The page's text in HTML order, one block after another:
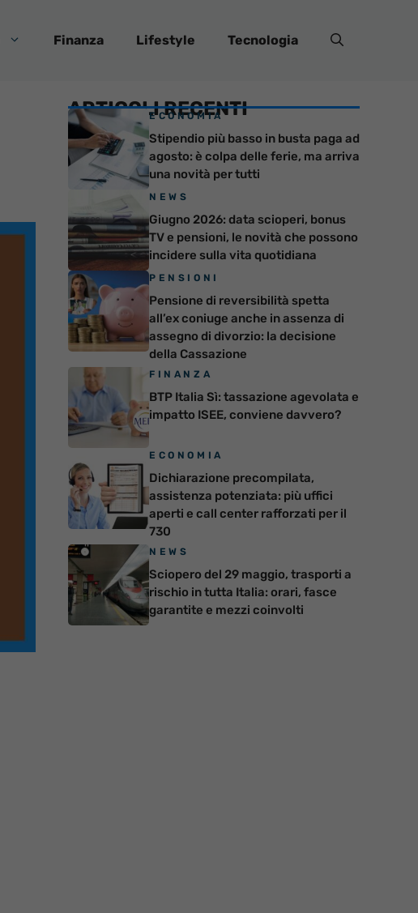
Finanza Lifestyle Tecnologia
ARTICOLI RECENTI
ECONOMIA
Stipendio più basso in busta paga ad
agosto: è colpa delle ferie, ma arriva
una novità per tutti
NEWS
Giugno 2026: data scioperi, bonus
TV e pensioni, le novità che possono
incidere sulla vita quotidiana
PENSIONI
Pensione di reversibilità spetta
all’ex coniuge anche in assenza di
assegno di divorzio: la decisione
della Cassazione
FINANZA
BTP Italia Sì: tassazione agevolata e
impatto ISEE, conviene davvero?
ECONOMIA
Dichiarazione precompilata,
assistenza potenziata: più uffici
aperti e call center rafforzati per il
730
NEWS
Sciopero del 29 maggio, trasporti a
rischio in tutta Italia: orari, fasce
garantite e mezzi coinvolti